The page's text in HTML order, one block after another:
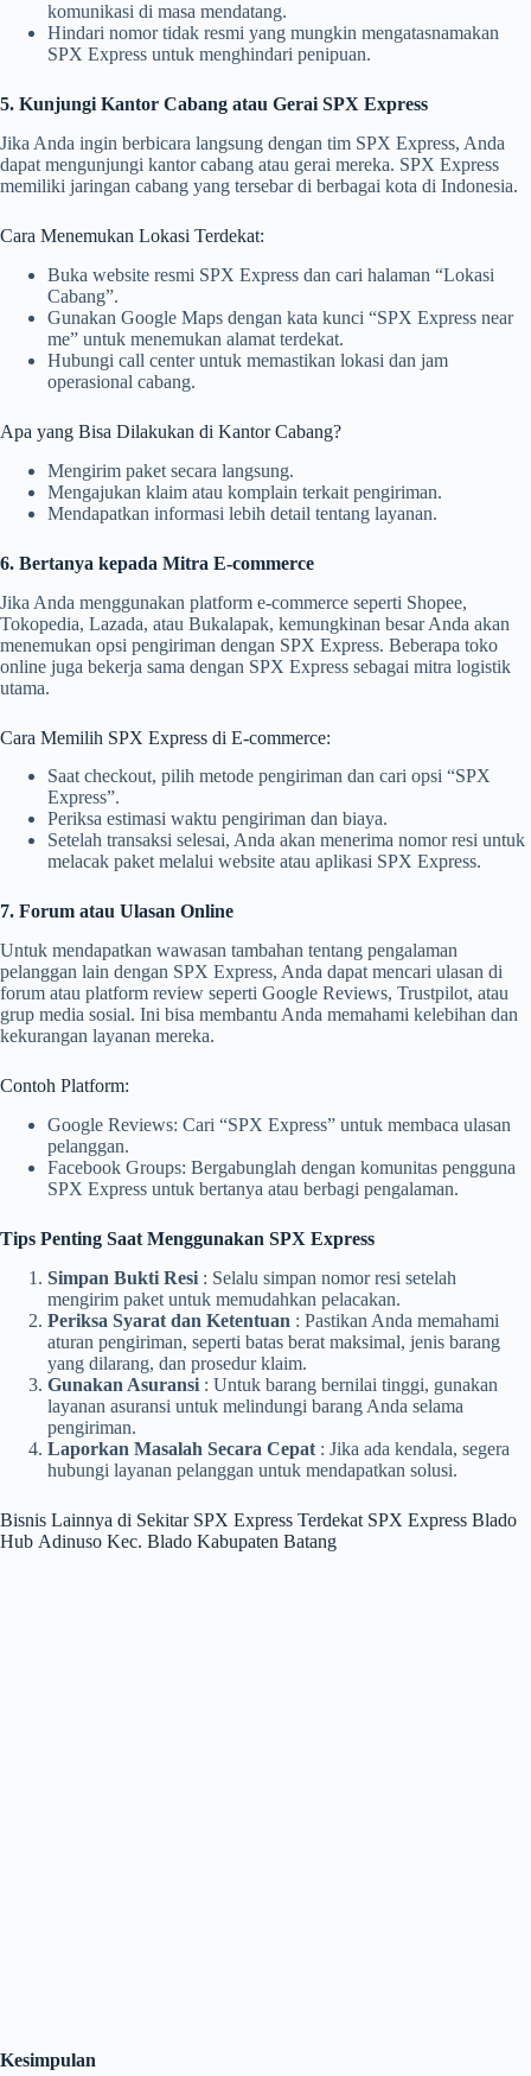
komunikasi di masa mendatang.
Hindari nomor tidak resmi yang mungkin mengatasnamakan
SPX Express untuk menghindari penipuan.
5. Kunjungi Kantor Cabang atau Gerai SPX Express
Jika Anda ingin berbicara langsung dengan tim SPX Express, Anda
dapat mengunjungi kantor cabang atau gerai mereka. SPX Express
memiliki jaringan cabang yang tersebar di berbagai kota di Indonesia.
Cara Menemukan Lokasi Terdekat:
Buka website resmi SPX Express dan cari halaman “Lokasi
Cabang”.
Gunakan Google Maps dengan kata kunci “SPX Express near
me” untuk menemukan alamat terdekat.
Hubungi call center untuk memastikan lokasi dan jam
operasional cabang.
Apa yang Bisa Dilakukan di Kantor Cabang?
Mengirim paket secara langsung.
Mengajukan klaim atau komplain terkait pengiriman.
Mendapatkan informasi lebih detail tentang layanan.
6. Bertanya kepada Mitra E-commerce
Jika Anda menggunakan platform e-commerce seperti Shopee,
Tokopedia, Lazada, atau Bukalapak, kemungkinan besar Anda akan
menemukan opsi pengiriman dengan SPX Express. Beberapa toko
online juga bekerja sama dengan SPX Express sebagai mitra logistik
utama.
Cara Memilih SPX Express di E-commerce:
Saat checkout, pilih metode pengiriman dan cari opsi “SPX
Express”.
Periksa estimasi waktu pengiriman dan biaya.
Setelah transaksi selesai, Anda akan menerima nomor resi untuk
melacak paket melalui website atau aplikasi SPX Express.
7. Forum atau Ulasan Online
Untuk mendapatkan wawasan tambahan tentang pengalaman
pelanggan lain dengan SPX Express, Anda dapat mencari ulasan di
forum atau platform review seperti Google Reviews, Trustpilot, atau
grup media sosial. Ini bisa membantu Anda memahami kelebihan dan
kekurangan layanan mereka.
Contoh Platform:
Google Reviews: Cari “SPX Express” untuk membaca ulasan
pelanggan.
Facebook Groups: Bergabunglah dengan komunitas pengguna
SPX Express untuk bertanya atau berbagi pengalaman.
Tips Penting Saat Menggunakan SPX Express
Simpan Bukti Resi : Selalu simpan nomor resi setelah
mengirim paket untuk memudahkan pelacakan.
Periksa Syarat dan Ketentuan : Pastikan Anda memahami
aturan pengiriman, seperti batas berat maksimal, jenis barang
yang dilarang, dan prosedur klaim.
Gunakan Asuransi : Untuk barang bernilai tinggi, gunakan
layanan asuransi untuk melindungi barang Anda selama
pengiriman.
Laporkan Masalah Secara Cepat : Jika ada kendala, segera
hubungi layanan pelanggan untuk mendapatkan solusi.
Bisnis Lainnya di Sekitar SPX Express Terdekat SPX Express Blado
Hub Adinuso Kec. Blado Kabupaten Batang
Kesimpulan